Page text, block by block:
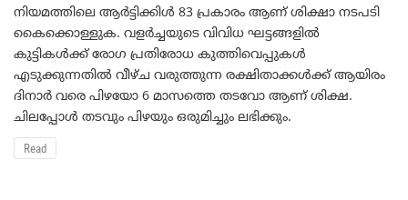
നിയമത്തിലെ ആര്‍ട്ടിക്കിള്‍ 83 പ്രകാരം ആണ് ശിക്ഷാ നടപടി
കൈക്കൊള്ളുക. വളര്‍ച്ചയുടെ വിവിധ ഘട്ടങ്ങളില്‍
കുട്ടികള്‍ക്ക് രോഗ പ്രതിരോധ കുത്തിവെപ്പുകള്‍
എടുക്കുന്നതില്‍ വീഴ്ച വരുത്തുന്ന രക്ഷിതാക്കള്‍ക്ക് ആയിരം
ദിനാര്‍ വരെ പിഴയോ 6 മാസത്തെ തടവോ ആണ് ശിക്ഷ.
ചിലപ്പോള്‍ തടവും പിഴയും ഒരുമിച്ചും ലഭിക്കും.
Read